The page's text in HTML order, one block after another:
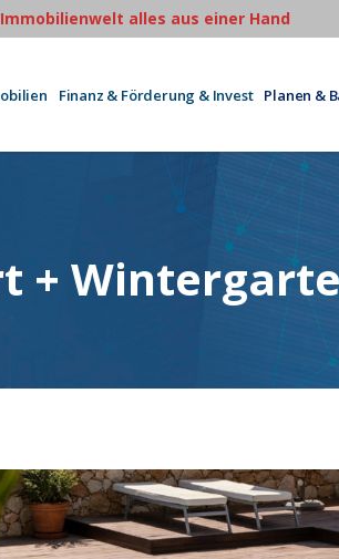
alles aus einer Hand
Finanz & Förderung & Invest Planen &
+